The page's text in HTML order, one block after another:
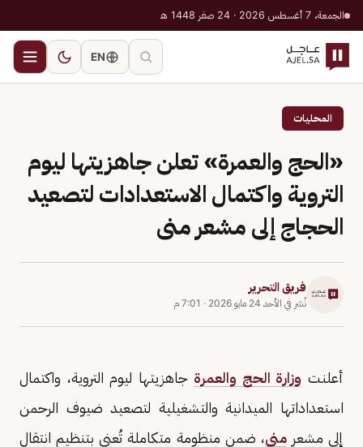
الجمعة، 7 أغسطس 2026 · 24 صفر 1448 هـ
EN
المحليات
«الحج والعمرة» تعلن جاهزيتها ليوم
التروية واكتمال الاستعدادات لتصعيد
الحجاج إلى مشعر منى
فريق التحرير
نُشر في الأحد 24 مايو 2026 · 7:01 م
أعلنت وزارة الحج والعمرة جاهزيتها ليوم التروية، واكتمال
استعداداتها الميدانية والتشغيلية لتصعيد ضيوف الرحمن
إلى مشعرمنى، ضمن منظومة متكاملة تُعنى بتنظيم انتقال